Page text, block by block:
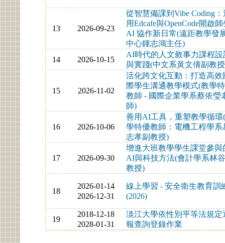
13 2026-09-23
從智慧備課到Vibe Coding：
用Edcafe與OpenCode開啟師
AI 協作新日常(遠距教學發
中心鍾志鴻主任)
14
2026-10-15
AI時代的人文敘事力課程設
與實踐(中文系黃文倩副教
15 2026-11-02
活化跨文化互動：打造高效
際學生溝通教學模式(教學
教師 - 國際企業學系蔡依瑩
師)
16 2026-10-06
善用AI工具，重塑教學循環
學特優教師：電機工程學系
志孝副教授)
17 2026-09-30
增進大班教學學生課堂參與
AI與科技方法(會計學系林
教授)
18
2026-01-14
2026-12-31
線上學習 - 安全衛生教育訓
(2026)
19
2018-12-18
2028-01-31
淡江大學依性別平等法規定
報查詢登錄作業